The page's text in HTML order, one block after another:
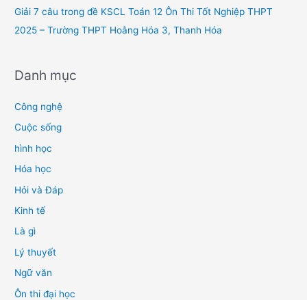
Giải 7 câu trong đề KSCL Toán 12 Ôn Thi Tốt Nghiệp THPT
2025 – Trường THPT Hoằng Hóa 3, Thanh Hóa
Danh mục
Công nghệ
Cuộc sống
hình học
Hóa học
Hỏi và Đáp
Kinh tế
Là gì
Lý thuyết
Ngữ văn
Ôn thi đại học